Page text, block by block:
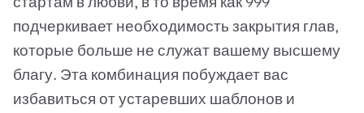
подчеркивает необходимость закрытия глав,
которые больше не служат вашему высшему
благу. Эта комбинация побуждает вас
избавиться от устаревших шаблонов и